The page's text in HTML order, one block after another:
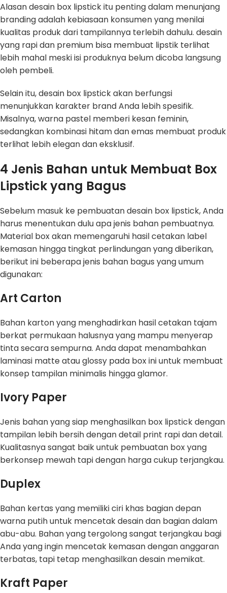
Alasan desain box lipstick itu penting dalam menunjang
branding adalah kebiasaan konsumen yang menilai
kualitas produk dari tampilannya terlebih dahulu. desain
yang rapi dan premium bisa membuat lipstik terlihat
lebih mahal meski isi produknya belum dicoba langsung
oleh pembeli.
Selain itu, desain box lipstick akan berfungsi
menunjukkan karakter brand Anda lebih spesifik.
Misalnya, warna pastel memberi kesan feminin,
sedangkan kombinasi hitam dan emas membuat produk
terlihat lebih elegan dan eksklusif.
4 Jenis Bahan untuk Membuat Box
Lipstick yang Bagus
Sebelum masuk ke pembuatan desain box lipstick, Anda
harus menentukan dulu apa jenis bahan pembuatnya.
Material box akan memengaruhi hasil cetakan label
kemasan hingga tingkat perlindungan yang diberikan,
berikut ini beberapa jenis bahan bagus yang umum
digunakan:
Art Carton
Bahan karton yang menghadirkan hasil cetakan tajam
berkat permukaan halusnya yang mampu menyerap
tinta secara sempurna. Anda dapat menambahkan
laminasi matte atau glossy pada box ini untuk membuat
konsep tampilan minimalis hingga glamor.
Ivory Paper
Jenis bahan yang siap menghasilkan box lipstick dengan
tampilan lebih bersih dengan detail print rapi dan detail.
Kualitasnya sangat baik untuk pembuatan box yang
berkonsep mewah tapi dengan harga cukup terjangkau.
Duplex
Bahan kertas yang memiliki ciri khas bagian depan
warna putih untuk mencetak desain dan bagian dalam
abu-abu. Bahan yang tergolong sangat terjangkau bagi
Anda yang ingin mencetak kemasan dengan anggaran
terbatas, tapi tetap menghasilkan desain memikat.
Kraft Paper